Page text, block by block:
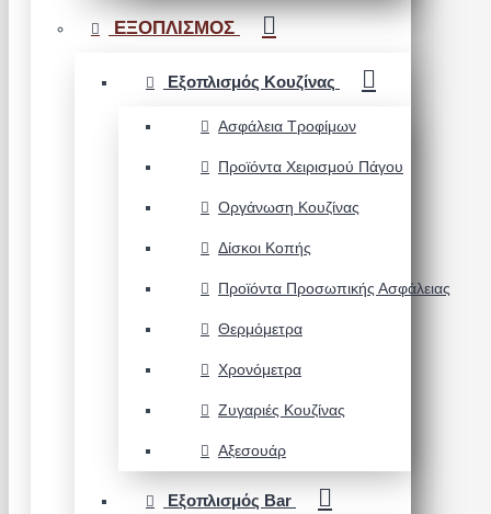
ΕΞΟΠΛΙΣΜΟΣ
Εξοπλισμός Κουζίνας
Ασφάλεια Τροφίμων
Προϊόντα Χειρισμού Πάγου
Οργάνωση Κουζίνας
Δίσκοι Κοπής
Προϊόντα Προσωπικής Ασφάλειας
Θερμόμετρα
Χρονόμετρα
Ζυγαριές Κουζίνας
Αξεσουάρ
Εξοπλισμός Bar